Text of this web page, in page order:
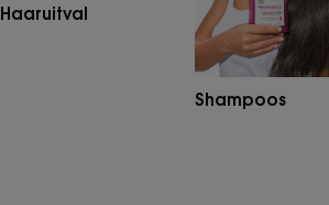
Haaruitval
Shampoos